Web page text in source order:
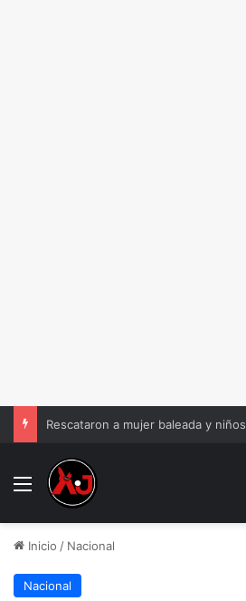
Rescataron a mujer baleada y niños
Menu
Inicio / Nacional
Nacional